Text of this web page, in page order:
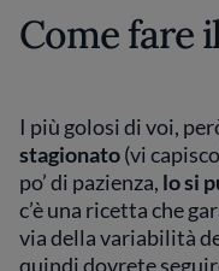
Come fare
I più golosi di voi,
stagionato(vi
po’ di pazienza, lo si
c’è una ricetta che
via della variabilità
quindi dovrete